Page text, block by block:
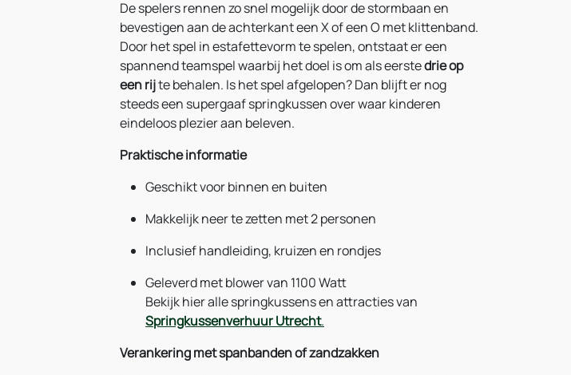
De spelers rennen zo snel mogelijk door de stormbaan en
bevestigen aan de achterkant een X of een O met klittenband.
Door het spel in estafettevorm te spelen, ontstaat er een
spannend teamspel waarbij het doel is om als eerstedrie op
een rijte behalen. Is het spel afgelopen? Dan blijft er nog
steeds een supergaaf springkussen over waar kinderen
eindeloos plezier aan beleven.
Praktische informatie
Geschikt voor binnen en buiten
Makkelijk neer te zetten met 2 personen
Inclusief handleiding, kruizen en rondjes
Geleverd met blower van 1100 Watt
Bekijk hier alle springkussens en attracties van
Springkussenverhuur Utrecht.
Verankering met spanbanden of zandzakken